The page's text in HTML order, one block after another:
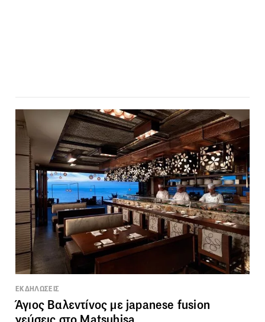
ΕΚΔΗΛΩΣΕΙΣ
Άγιος Βαλεντίνος με japanese fusion